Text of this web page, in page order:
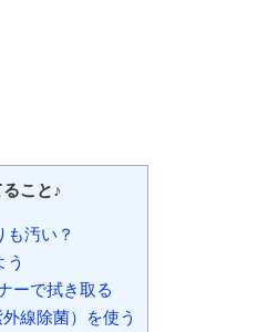
こと♪
も汚い？
う
ーで拭き取る
線除菌）を使う